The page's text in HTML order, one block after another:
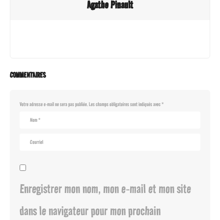
Agathe Pinault
COMMENTAIRES
Votre adresse e-mail ne sera pas publiée. Les champs obligatoires sont indiqués avec*
Enregistrer mon nom, mon e-mail et mon site
dans le navigateur pour mon prochain